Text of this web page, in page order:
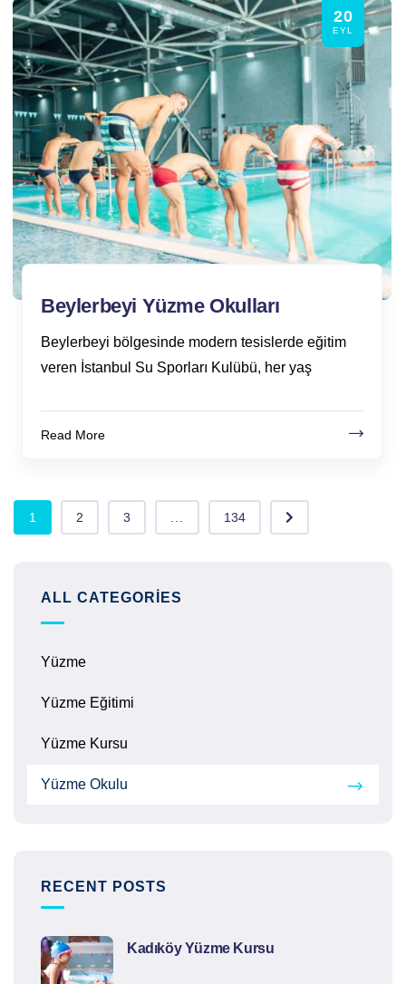
20
EYL
Beylerbeyi Yüzme Okulları
Beylerbeyi bölgesinde modern tesislerde eğitim
veren İstanbul Su Sporları Kulübü, her yaş
Read More
1 2 3 134
ALL CATEGORIES
Yüzme
Yüzme Eğitimi
Yüzme Kursu
Yüzme Okulu
RECENT POSTS
Kadıköy Yüzme Kursu